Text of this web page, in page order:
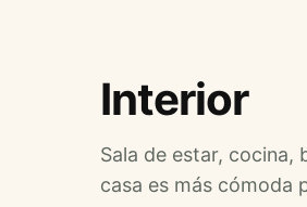
Interior
Sala de estar, cocina,
casa es más cómoda